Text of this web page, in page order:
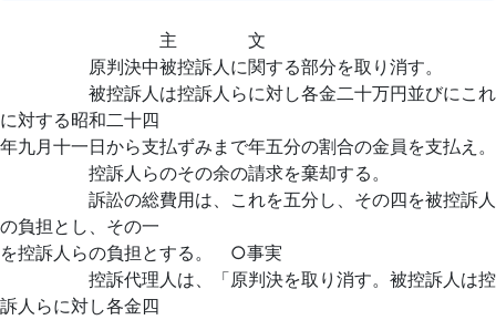
主 文
原判決中被控訴人に関する部分を取り消す。
被控訴人は控訴人らに対し各金二十万円並びにこれ
に対する昭和二十四
年九月十一日から支払ずみまで年五分の割合の金員を支払え。
控訴人らのその余の請求を棄却する。
訴訟の総費用は、これを五分し、その四を被控訴人
の負担とし、その一
を控訴人らの負担とする。 ○事実
控訴代理人は、「原判決を取り消す。被控訴人は控
訴人らに対し各金四